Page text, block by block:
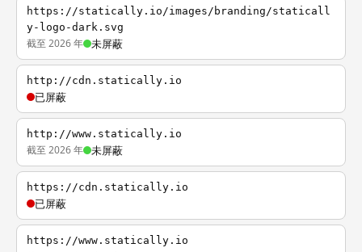
https://statically.io/images/branding/staticall
y-logo-dark.svg
截至 2026 年 未屏蔽
http://cdn.statically.io
已屏蔽
http://www.statically.io
截至 2026 年 未屏蔽
https://cdn.statically.io
已屏蔽
https://www.statically.io